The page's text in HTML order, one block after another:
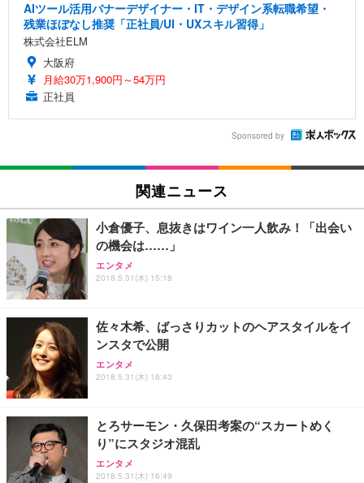
AIツール活用バナーデザイナー・IT・デザイン系転職希望・
残業ほぼなし推奨「正社員/UI・UXスキル習得」
株式会社ELM
大阪府
月給30万1,900円～54万円
正社員
Sponsored by
関連ニュース
小倉優子、息抜きはワイン一人飲み！「出会い
の機会は……」
エンタメ
2018.5.31(木) 15:18
佐々木希、ばっさりカットのヘアスタイルをイ
ンスタで公開
エンタメ
2018.5.31(木) 16:43
とろサーモン・久保田考案の“スカートめく
り”にスタジオ混乱
エンタメ
2018.5.31(木) 16:49